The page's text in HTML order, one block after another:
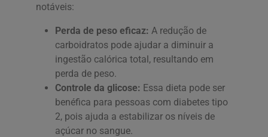
notáveis:
Perda de peso eficaz: A redução de
carboidratos pode ajudar a diminuir a
ingestão calórica total, resultando em
perda de peso.
Controle da glicose: Essa dieta pode ser
benéfica para pessoas com diabetes tipo
2, pois ajuda a estabilizar os níveis de
açúcar no sangue.